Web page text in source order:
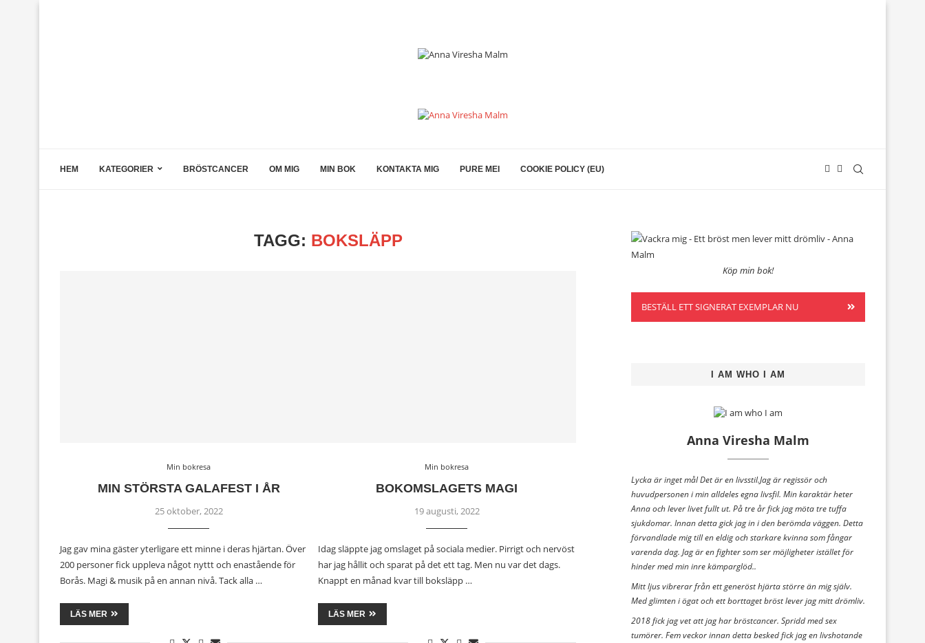
HEM KATEGORIER BRÖSTCANCER OM MIG MIN BOK KONTAKTA MIG PURE MEI COOKIE POLICY (EU)
TAGG: BOKSLÄPP
Min bokresa
MIN STÖRSTA GALAFEST I ÅR
25 oktober, 2022
Jag gav mina gäster yterligare ett minne i deras hjärtan. Över
200 personer fick uppleva något nyttt och enastående för
Borås. Magi & musik på en annan nivå. Tack alla …
LÄS MER
Min bokresa
BOKOMSLAGETS MAGI
19 augusti, 2022
Idag släppte jag omslaget på sociala medier. Pirrigt och nervöst
har jag hållit och sparat på det ett tag. Men nu var det dags.
Knappt en månad kvar till boksläpp …
LÄS MER
Köp min bok!
BESTÄLL ETT SIGNERAT EXEMPLAR NU
I AM WHO I AM
Anna Viresha Malm
Lycka är inget mål Det är en livsstil.Jag är regissör och
huvudpersonen i min alldeles egna livsfil. Min karaktär heter
Anna och lever livet fullt ut. På tre år fick jag möta tre tuffa
sjukdomar. Innan detta gick jag in i den berömda väggen. Detta
förvandlade mig till en eldig och starkare kvinna som fångar
varenda dag. Jag är en fighter som ser möjligheter istället för
hinder med min inre kämparglöd..
Mitt ljus vibrerar från ett generöst hjärta större än mig själv.
Med glimten i ögat och ett borttaget bröst lever jag mitt drömliv.
2018 fick jag vet att jag har bröstcancer. Spridd med sex
tumörer. Fem veckor innan detta besked fick jag en livshotande